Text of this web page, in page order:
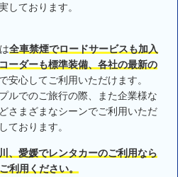
しております。
全車禁煙でロードサービスも加入
ーダーも標準装備、各社の最新の
安心してご利用いただけます。
ルでのご旅行の際、また企業様な
さまざまなシーンでご利用いただ
ております。
、愛媛でレンタカーのご利用なら
利用ください。